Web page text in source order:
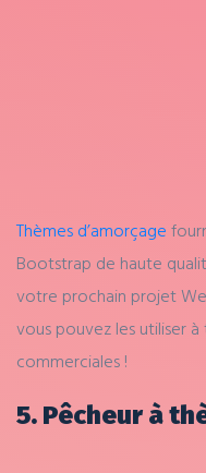
Thèmes d’amorçage
Bootstrap de haute
votre prochain projet
vous pouvez les utiliser
commerciales !
5. Pêcheur à